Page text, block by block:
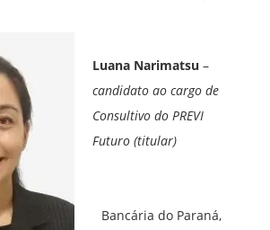
Luana Narimatsu –
candidato ao cargo de
Consultivo do PREVI
Futuro (titular)
Bancária do Paraná,